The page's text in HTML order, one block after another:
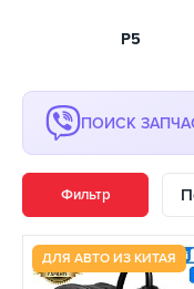
P5
ПОИСК
Фильтр
ДЛЯ АВТО ИЗ КИТАЯ